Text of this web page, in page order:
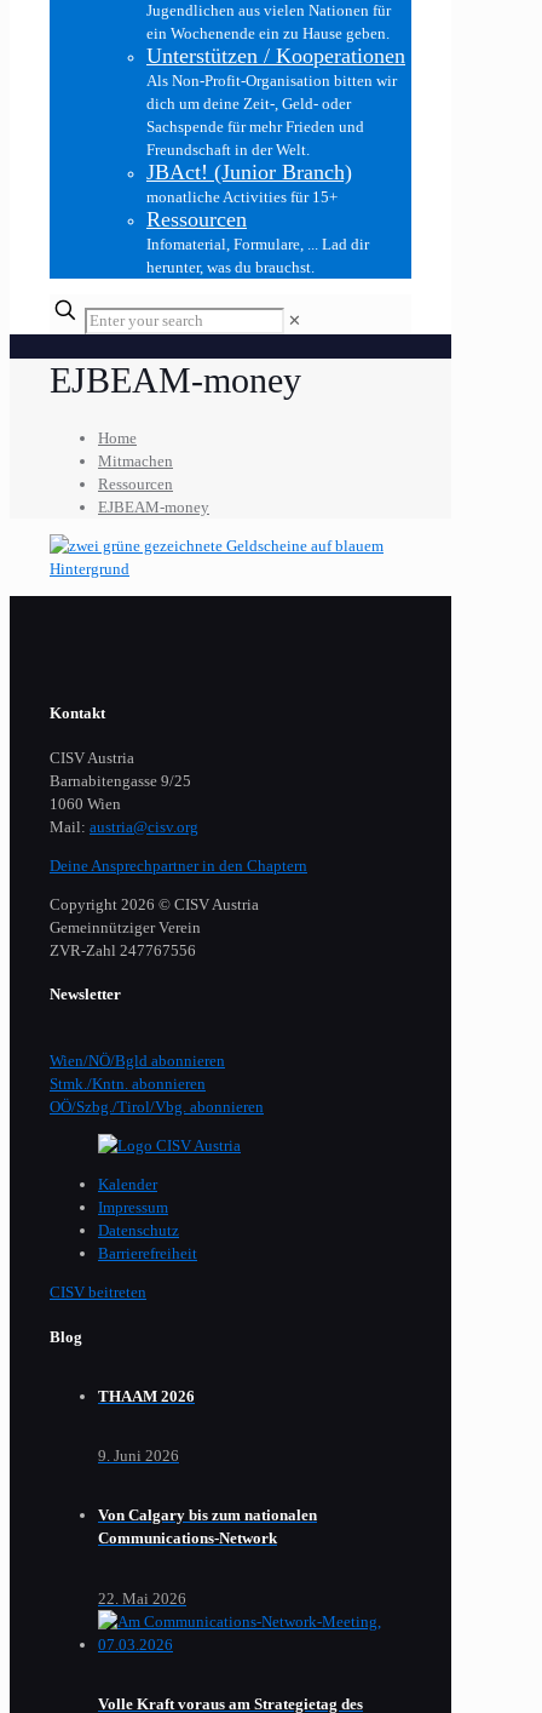
Jugendlichen aus vielen Nationen für
ein Wochenende ein zu Hause geben.
Unterstützen / Kooperationen
Als Non-Profit-Organisation bitten wir
dich um deine Zeit-, Geld- oder
Sachspende für mehr Frieden und
Freundschaft in der Welt.
JBAct! (Junior Branch)
monatliche Activities für 15+
Ressourcen
Infomaterial, Formulare, ... Lad dir
herunter, was du brauchst.
✕
EJBEAM-money
Home
Mitmachen
Ressourcen
EJBEAM-money
Kontakt
CISV Austria
Barnabitengasse 9/25
1060 Wien
Mail: austria@cisv.org
Deine Ansprechpartner in den Chaptern
Copyright 2026 © CISV Austria
Gemeinnütziger Verein
​ZVR-Zahl 247767556
Newsletter
Wien/NÖ/Bgld abonnieren
Stmk./Kntn. abonnieren
OÖ/Szbg./Tirol/Vbg. abonnieren
Kalender
Impressum
Datenschutz
Barrierefreiheit
CISV beitreten
Blog
THAAM 2026
9. Juni 2026
Von Calgary bis zum nationalen
Communications-Network
22. Mai 2026
Volle Kraft voraus am Strategietag des